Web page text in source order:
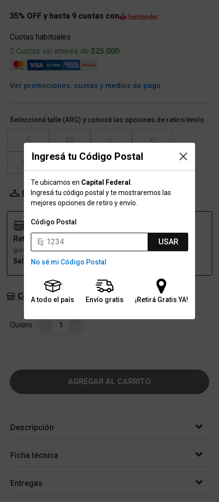
Ingresá tu Código Postal
Te ubicamos en Capital Federal
Ingresá tu código postal y te mostraremos las
mejores opciones de retiro y envío.
Código Postal
USAR
No sé mi Código Postal
A todo el país Envío gratis ¡Retirá Gratis YA!
35% OFF y hasta 9 cuotas con
Cuotas habituales
2 Cuotas sin interés de $25.000
Ver promociones, cuotas y medios de pago
Seleccioná talle (ARG) y conocé las opciones de retiro/envío
XXL XXXL XXXXL
Probador Virtual Tabla de talles
Retiro
(por una sucursal)
Seleccioná talle
(a domicilio)
Consultar stock en sucursales
Quiero Cantidad
AGREGAR AL CARRITO
Descripción
Ficha técnica
Entregas